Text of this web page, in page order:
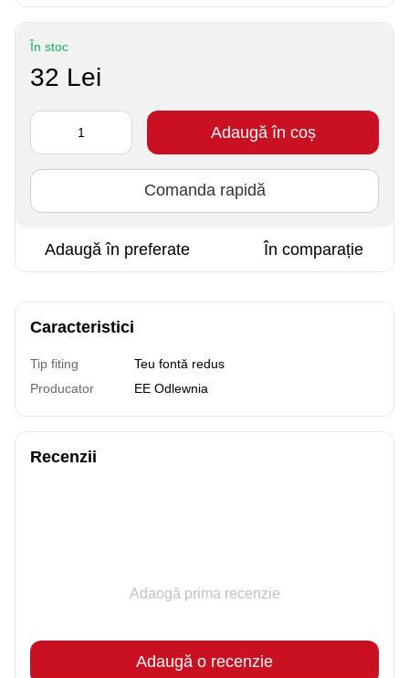
În stoc
32 Lei
Adaugă în coș
Comanda rapidă
Adaugă în preferate În comparație
Caracteristici
Tip fiting
Teu fontă redus
Producator
EE Odlewnia
Recenzii
Adaogă prima recenzie
Adaugă o recenzie